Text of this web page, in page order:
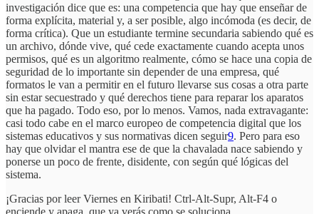
investigación dice que es: una competencia que hay que enseñar de
forma explícita, material y, a ser posible, algo incómoda (es decir, de
forma crítica). Que un estudiante termine secundaria sabiendo qué es
un archivo, dónde vive, qué cede exactamente cuando acepta unos
permisos, qué es un algoritmo realmente, cómo se hace una copia de
seguridad de lo importante sin depender de una empresa, qué
formatos le van a permitir en el futuro llevarse sus cosas a otra parte
sin estar secuestrado y qué derechos tiene para reparar los aparatos
que ha pagado. Todo eso, por lo menos. Vamos, nada extravagante:
casi todo cabe en el marco europeo de competencia digital que los
sistemas educativos y sus normativas dicen seguir9. Pero para eso
hay que olvidar el mantra ese de que la chavalada nace sabiendo y
ponerse un poco de frente, disidente, con según qué lógicas del
sistema.
¡Gracias por leer Viernes en Kiribati! Ctrl-Alt-Supr, Alt-F4 o